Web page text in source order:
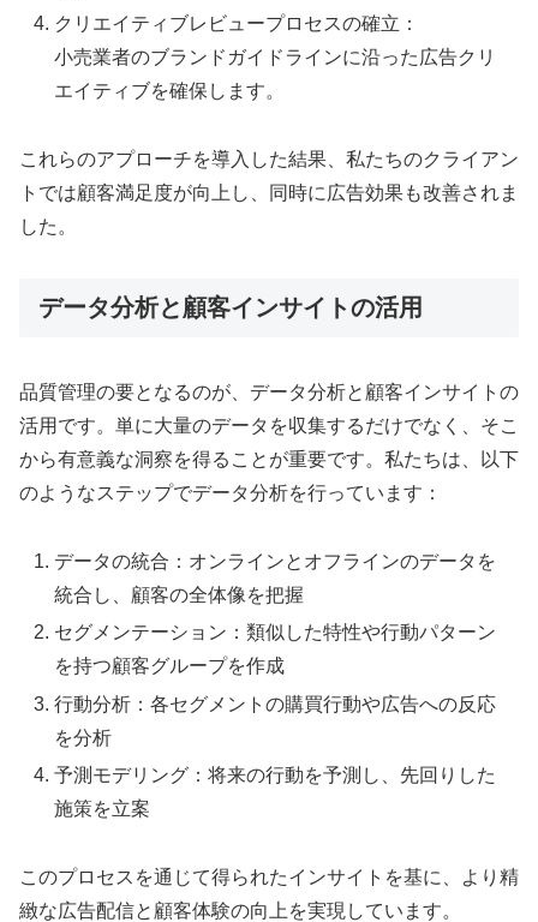
クリエイティブレビュープロセスの確立：
小売業者のブランドガイドラインに沿った広告クリ
エイティブを確保します。
これらのアプローチを導入した結果、私たちのクライアン
トでは顧客満足度が向上し、同時に広告効果も改善されま
した。
データ分析と顧客インサイトの活用
品質管理の要となるのが、データ分析と顧客インサイトの
活用です。単に大量のデータを収集するだけでなく、そこ
から有意義な洞察を得ることが重要です。私たちは、以下
のようなステップでデータ分析を行っています：
データの統合：オンラインとオフラインのデータを
統合し、顧客の全体像を把握
セグメンテーション：類似した特性や行動パターン
を持つ顧客グループを作成
行動分析：各セグメントの購買行動や広告への反応
を分析
予測モデリング：将来の行動を予測し、先回りした
施策を立案
このプロセスを通じて得られたインサイトを基に、より精
緻な広告配信と顧客体験の向上を実現しています。